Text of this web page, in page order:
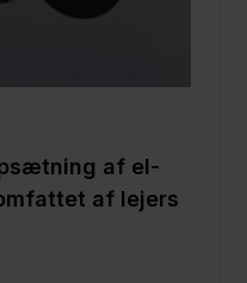
af el-
af lejers